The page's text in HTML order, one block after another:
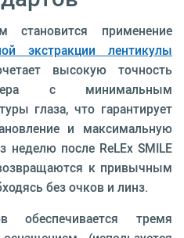
становится применение
экстракции лентикулы
высокую точность
с минимальным
глаза, что гарантирует
и максимальную
неделю после ReLEx SMILE
к привычным
без очков и линз.
обеспечивается тремя